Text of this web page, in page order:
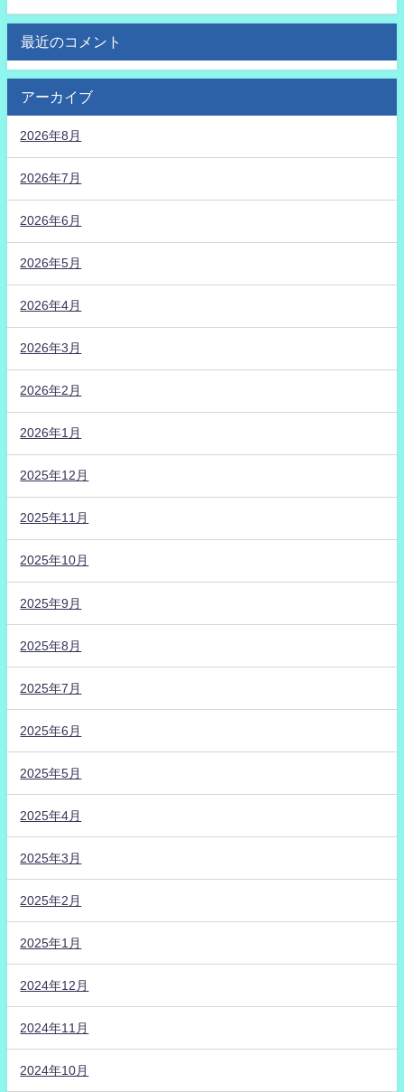
最近のコメント
アーカイブ
2026年8月
2026年7月
2026年6月
2026年5月
2026年4月
2026年3月
2026年2月
2026年1月
2025年12月
2025年11月
2025年10月
2025年9月
2025年8月
2025年7月
2025年6月
2025年5月
2025年4月
2025年3月
2025年2月
2025年1月
2024年12月
2024年11月
2024年10月